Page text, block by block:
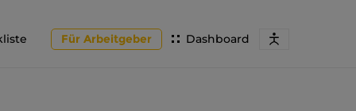
Dashboard
Für Arbeitgeber